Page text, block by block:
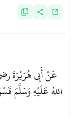
عَنْ أَبِي هُرَيْرَةَ
اللهُ عَلَيْهِ وَسَلَّمَ